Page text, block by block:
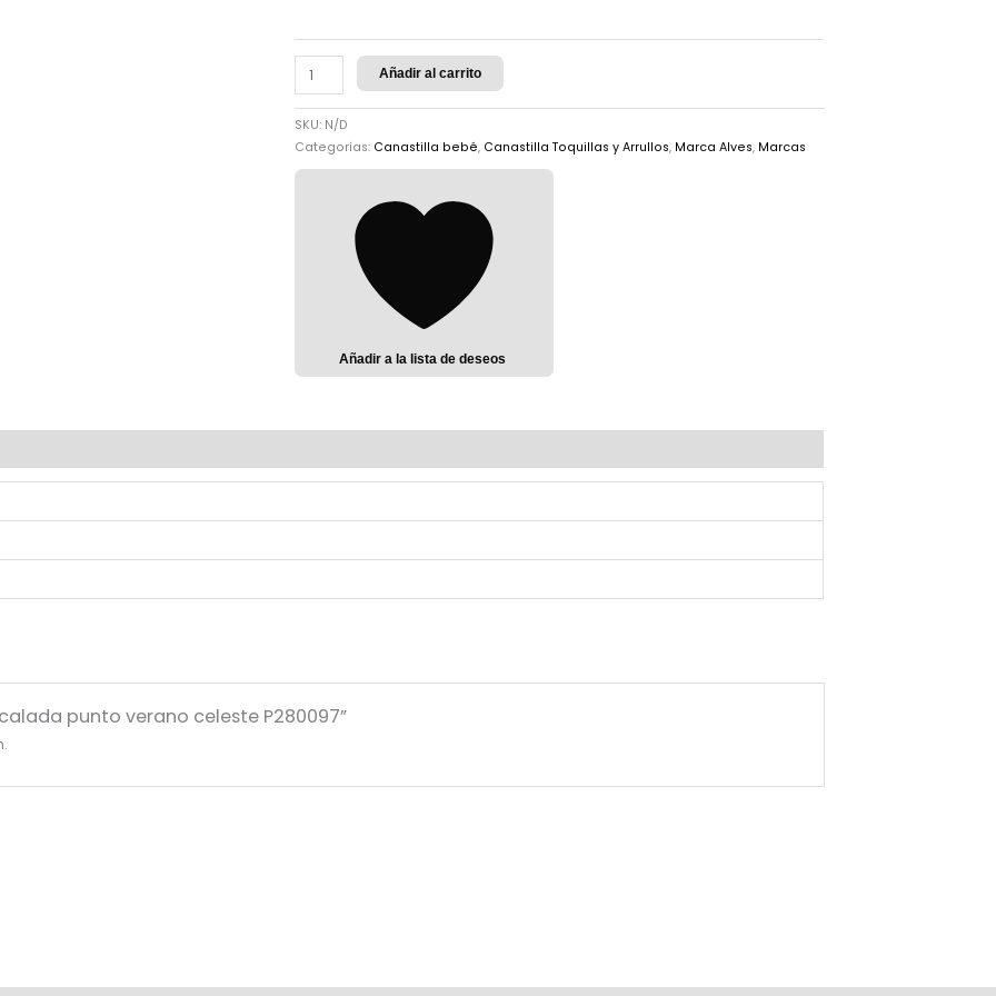
Añadir al carrito
SKU: N/D
Categorías: Canastilla bebé, Canastilla Toquillas y Arrullos, Marca Alves, Marcas
Añadir a la lista de deseos
punto verano celeste P280097”